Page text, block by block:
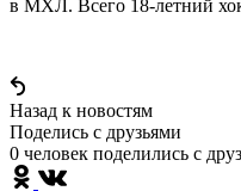
в МХЛ. Всего 18-летний
Назад к новостям
Поделись c друзьями
0 человек поделились c